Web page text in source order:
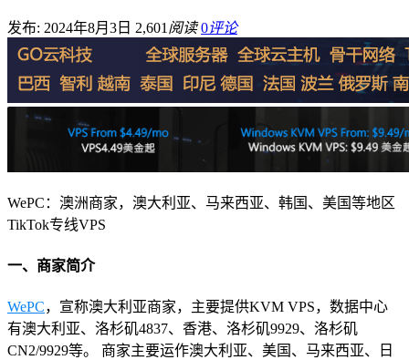
发布: 2024年8月3日 2,601 阅读 0评论
WePC：澳洲商家，澳大利亚、马来西亚、韩国、美国等地区
TikTok专线VPS
一、商家简介
WePC，宣称澳大利亚商家，主要提供KVM VPS，数据中心
有澳大利亚、洛杉矶4837、香港、洛杉矶9929、洛杉矶
CN2/9929等。 商家主要运作澳大利亚、美国、马来西亚、日